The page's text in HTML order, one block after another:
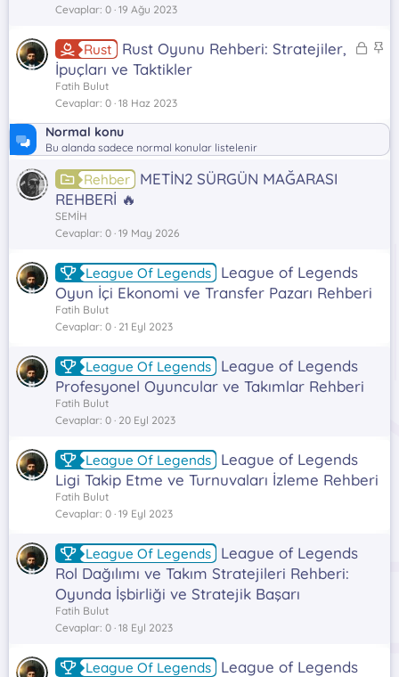
i
Cevaplar 0 19 Ağu 2023
K
t
i
S
t
Rust
Rust Oyunu Rehberi: Stratejiler,
İpuçları ve Taktikler
Fatih Bulut
Cevaplar 0 18 Haz 2023
Normal konu
Bu alanda sadece normal konular listelenir
Rehber
METİN2 SÜRGÜN MAĞARASI
REHBERİ 🔥
SEMİH
Cevaplar 0 19 May 2026
League Of Legends
League of Legends
Oyun İçi Ekonomi ve Transfer Pazarı Rehberi
Fatih Bulut
Cevaplar 0 21 Eyl 2023
League Of Legends
League of Legends
Profesyonel Oyuncular ve Takımlar Rehberi
Fatih Bulut
Cevaplar 0 20 Eyl 2023
League Of Legends
League of Legends
Ligi Takip Etme ve Turnuvaları İzleme Rehberi
Fatih Bulut
Cevaplar 0 19 Eyl 2023
League Of Legends
League of Legends
Rol Dağılımı ve Takım Stratejileri Rehberi:
Oyunda İşbirliği ve Stratejik Başarı
Fatih Bulut
Cevaplar 0 18 Eyl 2023
League Of Legends
League of Legends